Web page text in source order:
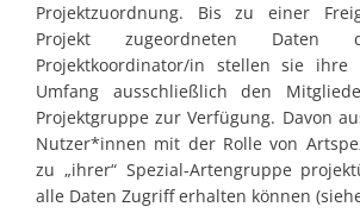
Projektzuordnung. Bis zu einer
Projekt zugeordneten Daten
Projektkoordinator/in stellen sie
Umfang ausschließlich den
Projektgruppe zur Verfügung. Davon
Nutzer*innen mit der Rolle von
zu „ihrer“ Spezial-Artengruppe
alle Daten Zugriff erhalten können